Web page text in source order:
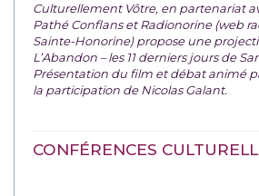
Culturellement Vôtre, en partenariat
Pathé Conflans et Radionorine (web
Sainte-Honorine) propose une
L’Abandon – les 11 derniers jours de
Présentation du film et débat animé
la participation de Nicolas Galant.
CONFÉRENCES